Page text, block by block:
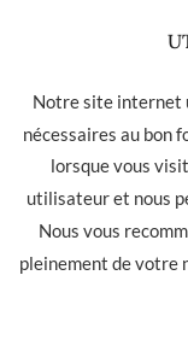
Notre site internet
nécessaires au bon
lorsque vous
utilisateur et nous
Nous vous
pleinement de votre